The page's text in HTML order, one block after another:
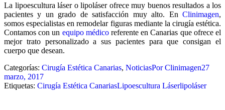
La lipoescultura láser o lipoláser ofrece muy buenos resultados a los
pacientes y un grado de satisfacción muy alto. En Clinimagen,
somos especialistas en remodelar figuras mediante la cirugía estética.
Contamos con un equipo médicoreferente en Canarias que ofrece el
mejor trato personalizado a sus pacientes para que consigan el
cuerpo que desean.
Categorías: Cirugía Estética Canarias, NoticiasPorClinimagen27
marzo, 2017
Etiquetas: Cirugía Estética CanariasLipoescultura Láserlipoláser